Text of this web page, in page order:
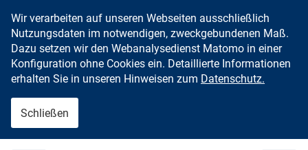
Zum Inhalt springen
Wir verarbeiten auf unseren Webseiten ausschließlich
Nutzungsdaten im notwendigen, zweckgebundenen Maß.
Dazu setzen wir den Webanalysedienst Matomo in einer
Konfiguration ohne Cookies ein. Detaillierte Informationen
erhalten Sie in unseren Hinweisen zum Datenschutz.
Schließen